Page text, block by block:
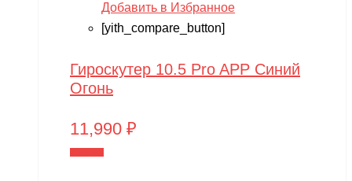
Добавить в Избранное
[yith_compare_button]
Гироскутер 10.5 Pro APP Синий
Огонь
11,990 ₽